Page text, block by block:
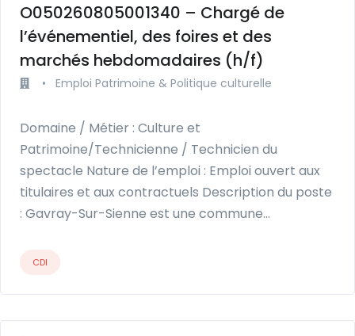
O050260805001340 – Chargé de
l’événementiel, des foires et des
marchés hebdomadaires (h/f)
• Emploi Patrimoine & Politique culturelle
Domaine / Métier : Culture et
Patrimoine/Technicienne / Technicien du
spectacle Nature de l’emploi : Emploi ouvert aux
titulaires et aux contractuels Description du poste
: Gavray-Sur-Sienne est une commune…
CDI